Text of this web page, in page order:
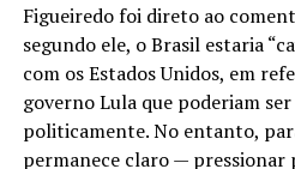
Figueiredo foi direto ao
segundo ele, o Brasil estaria
com os Estados Unidos, em
governo Lula que poderiam
politicamente. No entanto,
permanece claro —